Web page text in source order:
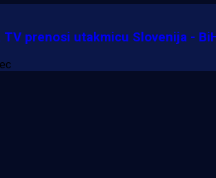
TV prenosi utakmicu Slovenija -